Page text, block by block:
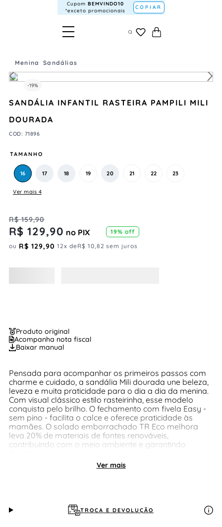
Cupom BEMVINDO10
*exceto promocionais
COPIAR
Menina Sandálias
-19%
SANDÁLIA INFANTIL RASTEIRA PAMPILI MILI
DOURADA
COD: 71896
TAMANHO
16 17 18 19 20 21 22 23
Ver mais 4
R$ 159,90
R$ 129,90 no PIX 19% off
ou R$ 129,90 12x deR$ 10,82 sem juros
Produto original
Acompanha nota fiscal
Baixar manual
Pensada para acompanhar os primeiros passos com
charme e cuidado, a sandália Mili dourada une beleza,
leveza e muita praticidade para o dia a dia da menina.
Com visual clássico estilo rasteirinha, esse modelo
conquista pelo brilho. O fechamento com fivela Easy -
sem pino - facilita o calce e oferece praticidade às
mamães. O solado emborrachado TR Eco melhora
leva 20% de materiais de fontes renováveis,
contribuindo com o meio ambiente e garantindo
Ver mais
TROCA E DEVOLUÇÃO